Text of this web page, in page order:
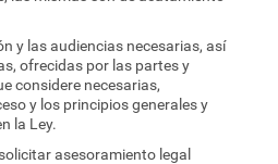
y las audiencias necesarias, así
ofrecidas por las partes y
considere necesarias,
y los principios generales y
la Ley.
asesoramiento legal